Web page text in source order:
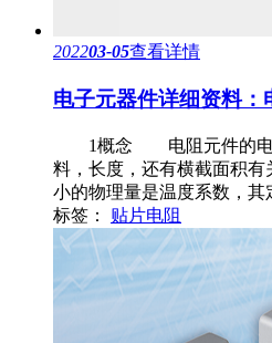
202203-05查看详情
电子元器件详细资料：
1概念 电阻元件的电阻
料，长度，还有横截面积
小的物理量是温度系数，其
标签：
贴片电阻